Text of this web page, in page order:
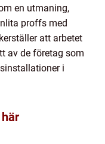
en utmaning,
proffs med
att arbetet
av de företag som
i